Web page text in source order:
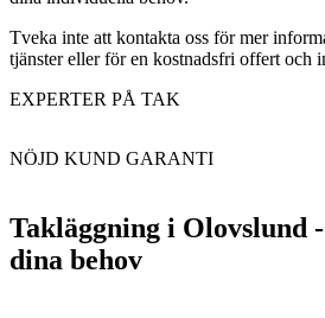
Tveka inte att kontakta oss för mer
tjänster eller för en kostnadsfri offert och
EXPERTER PÅ TAK
Takläggning i Olovslund
dina behov
NÖJD KUND GARANTI